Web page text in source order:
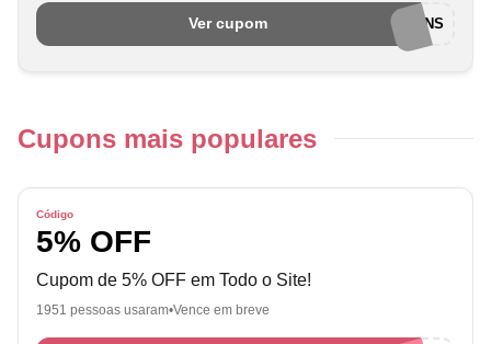
Ver cupom EUAMOCUPONS
Cupons mais populares
Código
5% OFF
Cupom de 5% OFF em Todo o Site!
1951 pessoas usaram Vence em breve